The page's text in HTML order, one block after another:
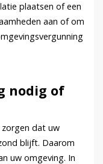
plaatsen of een
aan of om
nodig of
dat uw
blijft. Daarom
uw omgeving. In